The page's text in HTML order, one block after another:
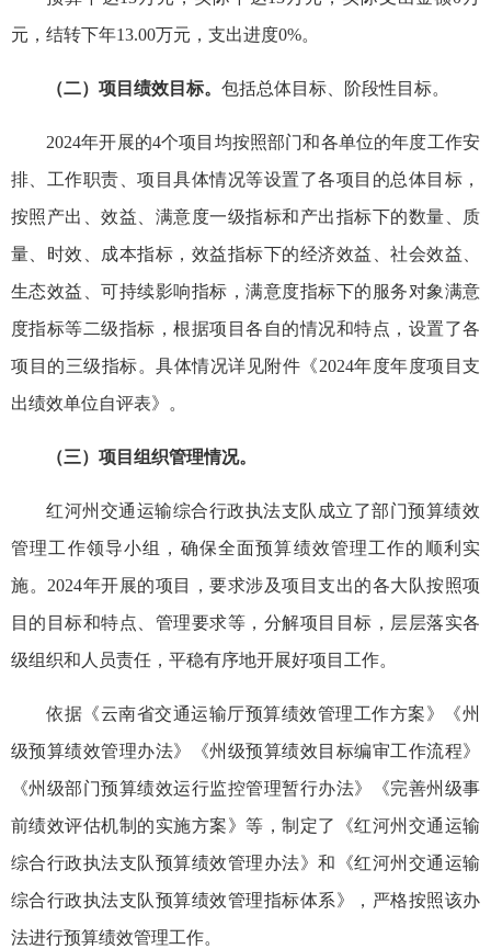
元，结转下年13.00万元，支出进度0%。
（二）项目绩效目标。 包括总体目标、阶段性目标。
2024年开展的4个项目均按照部门和各单位的年度工作安
排、工作职责、项目具体情况等设置了各项目的总体目标，
按照产出、效益、满意度一级指标和产出指标下的数量、质
量、时效、成本指标，效益指标下的经济效益、社会效益、
生态效益、可持续影响指标，满意度指标下的服务对象满意
度指标等二级指标，根据项目各自的情况和特点，设置了各
项目的三级指标。具体情况详见附件《2024年度年度项目支
出绩效单位自评表》。
（三）项目组织管理情况。
红河州交通运输综合行政执法支队成立了部门预算绩效
管理工作领导小组，确保全面预算绩效管理工作的顺利实
施。2024年开展的项目，要求涉及项目支出的各大队按照项
目的目标和特点、管理要求等，分解项目目标，层层落实各
级组织和人员责任，平稳有序地开展好项目工作。
依据《云南省交通运输厅预算绩效管理工作方案》《州
级预算绩效管理办法》《州级预算绩效目标编审工作流程》
《州级部门预算绩效运行监控管理暂行办法》《完善州级事
前绩效评估机制的实施方案》等，制定了《红河州交通运输
综合行政执法支队预算绩效管理办法》和《红河州交通运输
综合行政执法支队预算绩效管理指标体系》，严格按照该办
法进行预算绩效管理工作。